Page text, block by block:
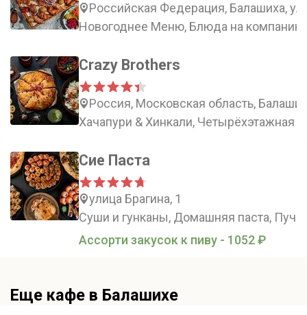
Российская Федерация, Балашиха,
Новогоднее Меню, Блюда на
Crazy Brothers
Россия, Московская область,
Хачапури & Хинкали, Четырёхэтажная
Сие Паста
улица Брагина, 1
Суши и гунканы, Домашняя паста,
Ассорти закусок к пиву - 1052 ₽
Еще кафе в Балашихе